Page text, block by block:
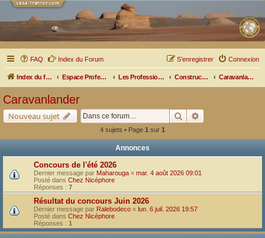
FAQ Index du Forum Connexion
S’enregistrer
Index du forum Espace Professionnel Les Professionnels nous parlent Constructeurs et Aménageurs Caravanlander
Caravanlander
Nouveau sujet Rechercher
4 sujets • Page 1 sur 1
Annonces
Concours de l'été 2026
Dernier message par Maharouga « mar. 4 août 2026 09:01
Posté dans Chez Nicéphore
Réponses : 7
Résultat du concours Juin 2026
Dernier message par Ralebodeco « lun. 6 juil. 2026 19:57
Posté dans Chez Nicéphore
Réponses : 1